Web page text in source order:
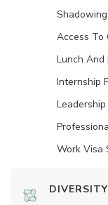
Access To
Lunch And
Internship
Work Visa